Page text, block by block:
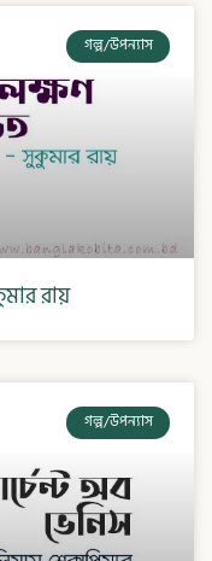
গল্প/উপন্যাস
রায়
গল্প/উপন্যাস